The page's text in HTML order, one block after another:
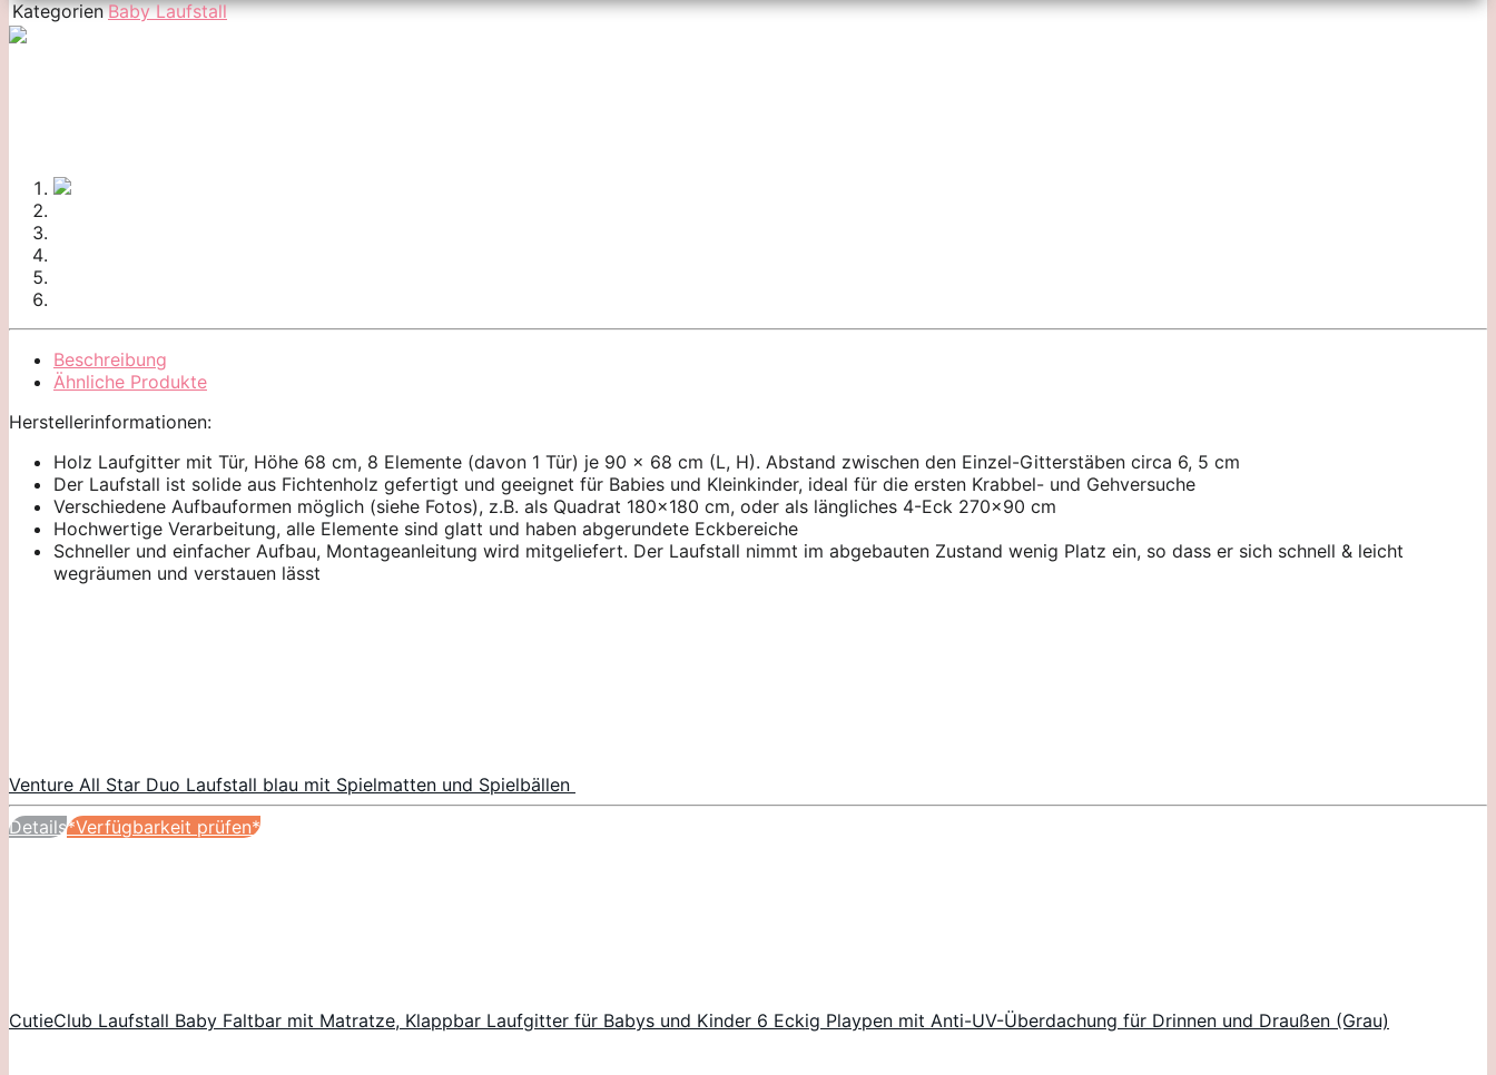
Kategorien Baby Laufstall
Beschreibung
Ähnliche Produkte
Herstellerinformationen:
Holz Laufgitter mit Tür, Höhe 68 cm, 8 Elemente (davon 1 Tür) je 90 x 68 cm (L, H). Abstand zwischen den Einzel-Gitterstäben circa 6, 5 cm
Der Laufstall ist solide aus Fichtenholz gefertigt und geeignet für Babies und Kleinkinder, ideal für die ersten Krabbel- und Gehversuche
Verschiedene Aufbauformen möglich (siehe Fotos), z.B. als Quadrat 180×180 cm, oder als längliches 4-Eck 270×90 cm
Hochwertige Verarbeitung, alle Elemente sind glatt und haben abgerundete Eckbereiche
Schneller und einfacher Aufbau, Montageanleitung wird mitgeliefert. Der Laufstall nimmt im abgebauten Zustand wenig Platz ein, so dass er sich schnell & leicht
wegräumen und verstauen lässt
Venture All Star Duo Laufstall blau mit Spielmatten und Spielbällen
Details*Verfügbarkeit prüfen*
CutieClub Laufstall Baby Faltbar mit Matratze, Klappbar Laufgitter für Babys und Kinder 6 Eckig Playpen mit Anti-UV-Überdachung für Drinnen und Draußen (Grau)